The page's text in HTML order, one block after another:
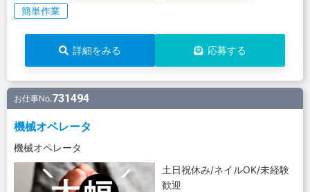
簡単作業
詳細をみる 応募する
お仕事No.731494
機械オペレータ
機械オペレータ
土日祝休み/ネイルOK/未経験
歓迎